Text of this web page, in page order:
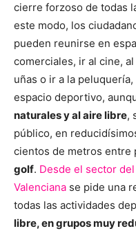
cierre forzoso de todas
este modo, los
pueden reunirse en
comerciales, ir al cine,
uñas o ir a la
espacio deportivo,
naturales y al aire libre,
público, en
cientos de metros entre
golf. Desde el sector
Valenciana se pide una
todas las actividades
libre, en grupos muy